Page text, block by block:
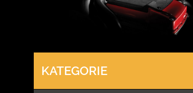
KATEGORIE